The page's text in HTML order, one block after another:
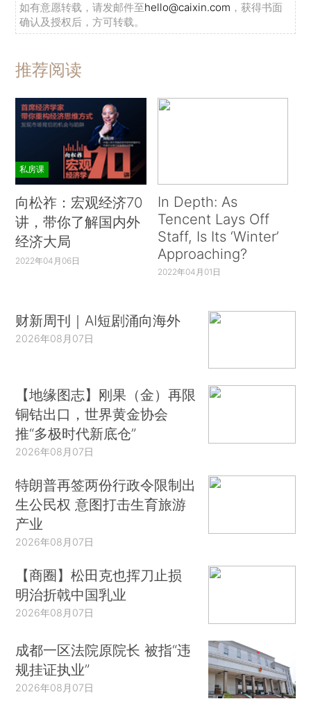
如有意愿转载，请发邮件至hello@caixin.com ，获得书面
确认及授权后，方可转载。
推荐阅读
私房课
向松祚：宏观经济70
讲，带你了解国内外
经济大局
2022年04月06日
In Depth: As
Tencent Lays Off
Staff, Is Its ‘Winter’
Approaching?
2022年04月01日
财新周刊｜AI短剧涌向海外
2026年08月07日
【地缘图志】刚果（金）再限
铜钴出口，世界黄金协会
推“多极时代新底仓”
2026年08月07日
特朗普再签两份行政令限制出
生公民权 意图打击生育旅游
产业
2026年08月07日
【商圈】松田克也挥刀止损
明治折戟中国乳业
2026年08月07日
成都一区法院原院长 被指“违
规挂证执业”
2026年08月07日